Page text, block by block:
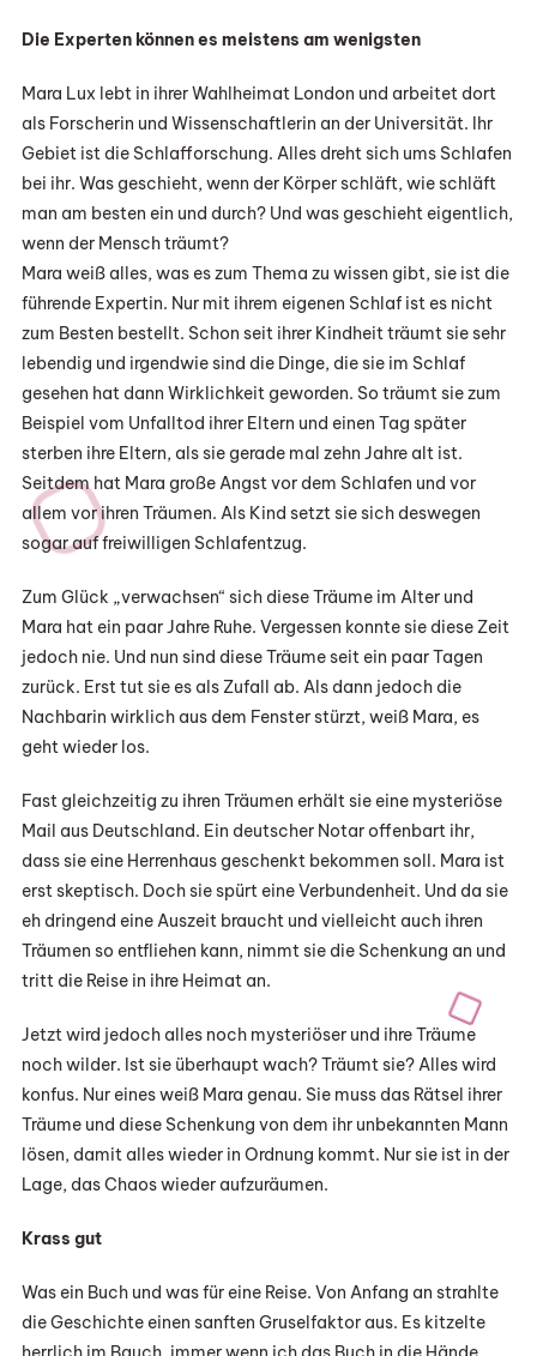
Die Experten können es meistens am wenigsten
Mara Lux lebt in ihrer Wahlheimat London und arbeitet dort
als Forscherin und Wissenschaftlerin an der Universität. Ihr
Gebiet ist die Schlafforschung. Alles dreht sich ums Schlafen
bei ihr. Was geschieht, wenn der Körper schläft, wie schläft
man am besten ein und durch? Und was geschieht eigentlich,
wenn der Mensch träumt?
Mara weiß alles, was es zum Thema zu wissen gibt, sie ist die
führende Expertin. Nur mit ihrem eigenen Schlaf ist es nicht
zum Besten bestellt. Schon seit ihrer Kindheit träumt sie sehr
lebendig und irgendwie sind die Dinge, die sie im Schlaf
gesehen hat dann Wirklichkeit geworden. So träumt sie zum
Beispiel vom Unfalltod ihrer Eltern und einen Tag später
sterben ihre Eltern, als sie gerade mal zehn Jahre alt ist.
Seitdem hat Mara große Angst vor dem Schlafen und vor
allem vor ihren Träumen. Als Kind setzt sie sich deswegen
sogar auf freiwilligen Schlafentzug.
Zum Glück „verwachsen“ sich diese Träume im Alter und
Mara hat ein paar Jahre Ruhe. Vergessen konnte sie diese Zeit
jedoch nie. Und nun sind diese Träume seit ein paar Tagen
zurück. Erst tut sie es als Zufall ab. Als dann jedoch die
Nachbarin wirklich aus dem Fenster stürzt, weiß Mara, es
geht wieder los.
Fast gleichzeitig zu ihren Träumen erhält sie eine mysteriöse
Mail aus Deutschland. Ein deutscher Notar offenbart ihr,
dass sie eine Herrenhaus geschenkt bekommen soll. Mara ist
erst skeptisch. Doch sie spürt eine Verbundenheit. Und da sie
eh dringend eine Auszeit braucht und vielleicht auch ihren
Träumen so entfliehen kann, nimmt sie die Schenkung an und
tritt die Reise in ihre Heimat an.
Jetzt wird jedoch alles noch mysteriöser und ihre Träume
noch wilder. Ist sie überhaupt wach? Träumt sie? Alles wird
konfus. Nur eines weiß Mara genau. Sie muss das Rätsel ihrer
Träume und diese Schenkung von dem ihr unbekannten Mann
lösen, damit alles wieder in Ordnung kommt. Nur sie ist in der
Lage, das Chaos wieder aufzuräumen.
Krass gut
Was ein Buch und was für eine Reise. Von Anfang an strahlte
die Geschichte einen sanften Gruselfaktor aus. Es kitzelte